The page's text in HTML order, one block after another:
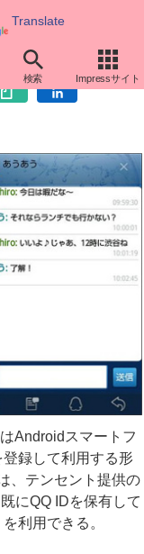
Translate
検索 Impressサイト
バイルQQ for au」
Androidスマートフ
録して利用する形
、テンセント提供の
にQQ IDを保有して
利用できる。